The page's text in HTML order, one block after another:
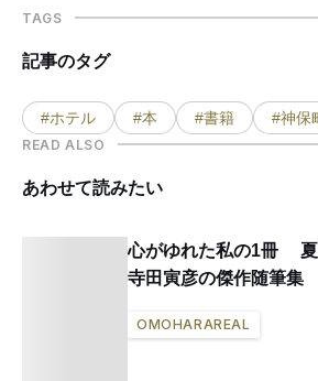
TAGS
記事のタグ
#ホテル #本 #書籍 #神保
READ ALSO
あわせて読みたい
心がゆれた私の1冊 夏
寺田寅彦の傑作随筆集
OMOHARAREAL